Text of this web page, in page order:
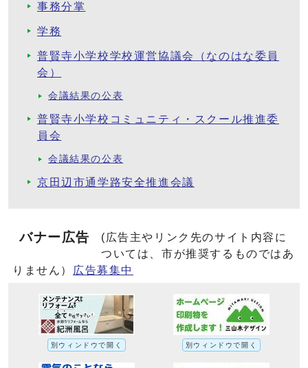
事務分掌
学務
普賢寺小学校学校運営協議会（なのはな委員
会）
会議結果の公表
普賢寺小学校コミュニティ・スクール推進委
員会
会議結果の公表
京田辺市通学路安全推進会議
バナー広告
(広告主やリンク先のサイト内容に
ついては、市が推奨するものではあ
りません）
広告募集中
別ウィンドウで開く 別ウィンドウで開く